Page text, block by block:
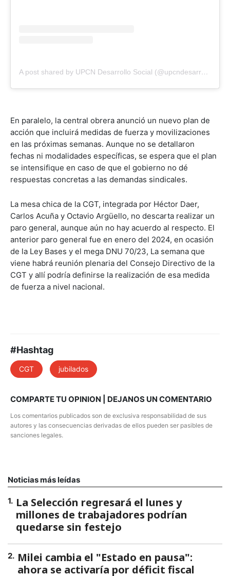
A post shared by UPCN Desarrollo Social (@upcndesarrollosocial)
En paralelo, la central obrera anunció un nuevo plan de
acción que incluirá medidas de fuerza y movilizaciones
en las próximas semanas. Aunque no se detallaron
fechas ni modalidades específicas, se espera que el plan
se intensifique en caso de que el gobierno no dé
respuestas concretas a las demandas sindicales.
La mesa chica de la CGT, integrada por Héctor Daer,
Carlos Acuña y Octavio Argüello, no descarta realizar un
paro general, aunque aún no hay acuerdo al respecto. El
anterior paro general fue en enero del 2024, en ocasión
de la Ley Bases y el mega DNU 70/23, La semana que
viene habrá reunión plenaria del Consejo Directivo de la
CGT y allí podría definirse la realización de esa medida
de fuerza a nivel nacional.
#Hashtag
CGT jubilados
COMPARTE TU OPINION | DEJANOS UN COMENTARIO
Los comentarios publicados son de exclusiva responsabilidad de sus
autores y las consecuencias derivadas de ellos pueden ser pasibles de
sanciones legales.
Noticias más leídas
1. La Selección regresará el lunes y
millones de trabajadores podrían
quedarse sin festejo
2. Milei cambia el "Estado en pausa":
ahora se activaría por déficit fiscal